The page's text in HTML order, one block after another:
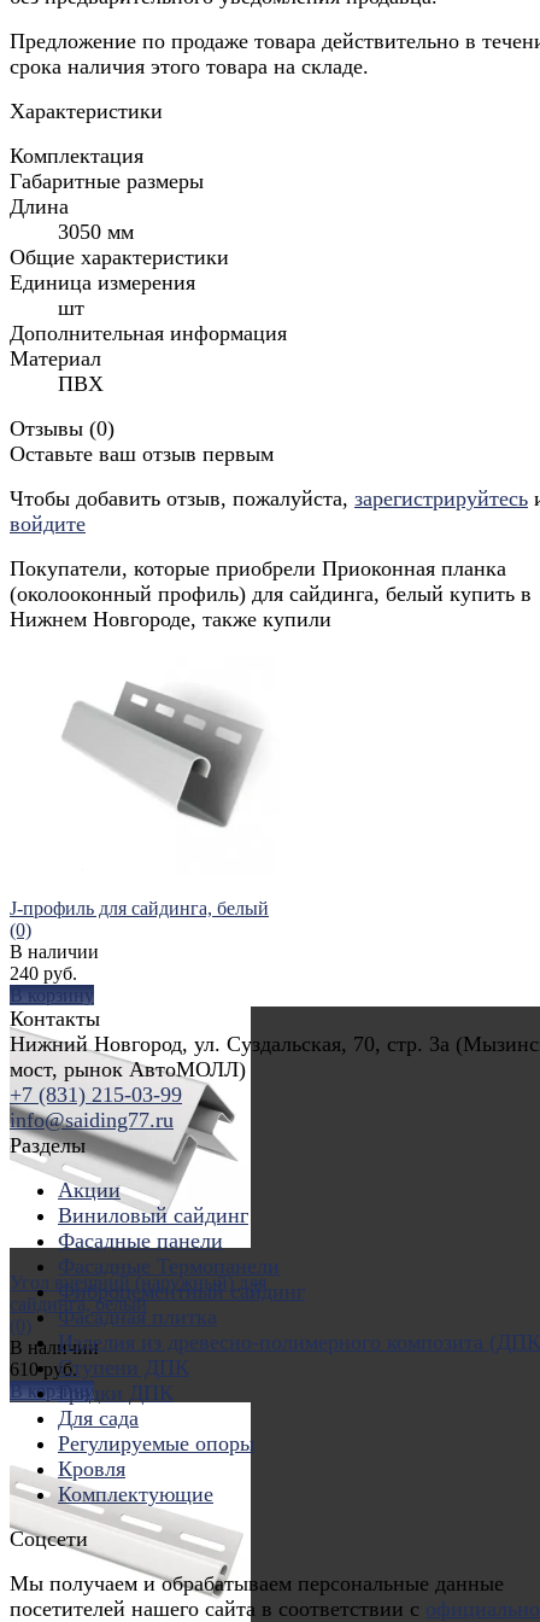
Предложение по продаже товара действительно в
срока наличия этого товара на складе.
Характеристики
Комплектация
Габаритные размеры
Длина
3050 мм
Общие характеристики
Единица измерения
шт
Дополнительная информация
Материал
ПВХ
Отзывы (0)
Оставьте ваш отзыв первым
Чтобы добавить отзыв, пожалуйста, зарегистрируйтесь
войдите
Покупатели, которые приобрели Приоконная планка
(околооконный профиль) для сайдинга, белый купить в
Нижнем Новгороде, также купили
избранное сравнить
J-профиль для сайдинга, белый
(0)
В наличии
240 руб.
В корзину
избранное сравнить
Угол внешний (наружный) для
сайдинга, белый
(0)
В наличии
610 руб.
В корзину
Контакты
Нижний Новгород, ул. Суздальская, 70, стр. 3а
мост, рынок АвтоМОЛЛ)
+7 (831) 215-03-99
info@saiding77.ru
Разделы
Акции
Виниловый сайдинг
Фасадные панели
Фасадные Термопанели
Фиброцементный сайдинг
Фасадная плитка
Изделия из древесно-полимерного композита
Ступени ДПК
Грядки ДПК
Для сада
Регулируемые опоры
Кровля
Комплектующие
Соцсети
Мы получаем и обрабатываем персональные данные
посетителей нашего сайта в соответствии с